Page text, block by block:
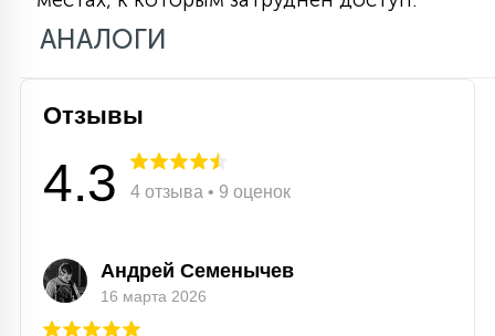
С УПРАВЛЕНИЕМ
АКСЕССУАРЫ
АНАЛОГИ
Отзывы
4.3 4 отзыва • 9 оценок
Андрей Семенычев
16 марта 2026